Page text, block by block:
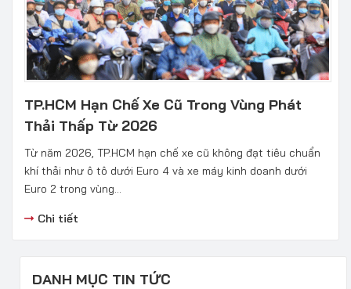
TP.HCM Hạn Chế Xe Cũ Trong Vùng Phát
Thải Thấp Từ 2026
Từ năm 2026, TP.HCM hạn chế xe cũ không đạt tiêu chuẩn
khí thải như ô tô dưới Euro 4 và xe máy kinh doanh dưới
Euro 2 trong vùng...
Chi tiết
DANH MỤC TIN TỨC